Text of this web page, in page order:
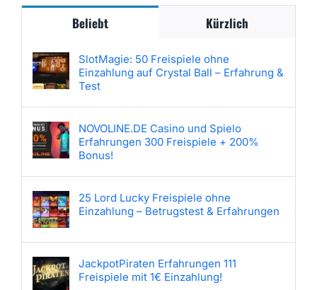
Beliebt Kürzlich
SlotMagie: 50 Freispiele ohne
Einzahlung auf Crystal Ball – Erfahrung &
Test
NOVOLINE.DE Casino und Spielo
Erfahrungen 300 Freispiele + 200%
Bonus!
25 Lord Lucky Freispiele ohne
Einzahlung – Betrugstest & Erfahrungen
JackpotPiraten Erfahrungen 111
Freispiele mit 1€ Einzahlung!